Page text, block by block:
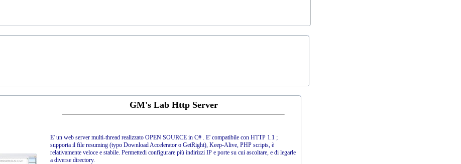
GM's Lab Http Server
E' un web server multi-thread realizzato OPEN SOURCE in C# . E' compatibile con HTTP 1.1 ;
supporta il file resuming (typo Download Accelerator o GetRight), Keep-Alive, PHP scripts, è
relativamente veloce e stabile. Permettedi configurare più indirizzi IP e porte su cui ascoltare, e di legarle
a diverse directory.